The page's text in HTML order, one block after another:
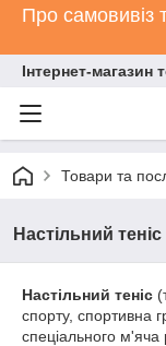
Про самовивіз
Інтернет-магазин
Товари та
Настільний теніс
Настільний теніс
спорту, спортивна
спеціального м'яча